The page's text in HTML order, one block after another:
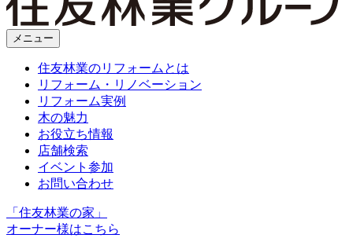
メニュー
住友林業のリフォームとは
リフォーム・リノベーション
リフォーム実例
木の魅力
お役立ち情報
店舗検索
イベント参加
お問い合わせ
「住友林業の家」
オーナー様はこちら